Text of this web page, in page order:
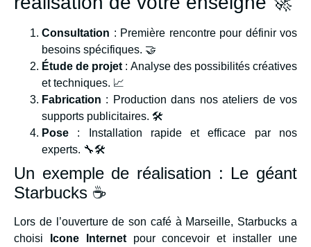
Consultation : Première rencontre pour définir vos
besoins spécifiques. 🤝
Étude de projet : Analyse des possibilités créatives
et techniques. 📈
Fabrication : Production dans nos ateliers de vos
supports publicitaires. 🛠️
Pose : Installation rapide et efficace par nos
experts. 🔧🛠️
Un exemple de réalisation : Le géant
Starbucks ☕️
Lors de l’ouverture de son café à Marseille, Starbucks a
choisi
Icone Internetpour concevoir et installer une